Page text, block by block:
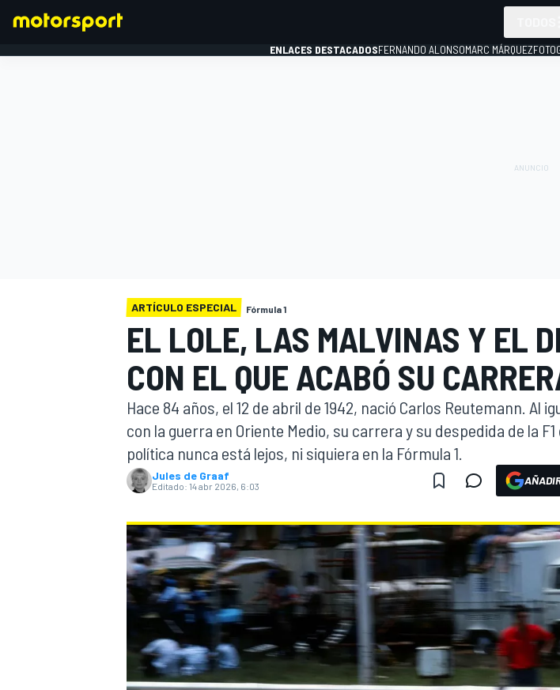
FÓRMULA E
ENLACES DESTACADOSFERNANDO ALONSOMARC MÁRQUEZ
ARTÍCULO ESPECIAL Fórmula 1
EL LOLE, LAS MALVINAS Y EL
CON EL QUE ACABÓ SU
Hace 84 años, el 12 de abril de 1942, nació Carlos Reutemann. Al
con la guerra en Oriente Medio, su carrera y su despedida de la
política nunca está lejos, ni siquiera en la Fórmula 1.
Jules de Graaf
Editado: 14 abr 2026, 6:03